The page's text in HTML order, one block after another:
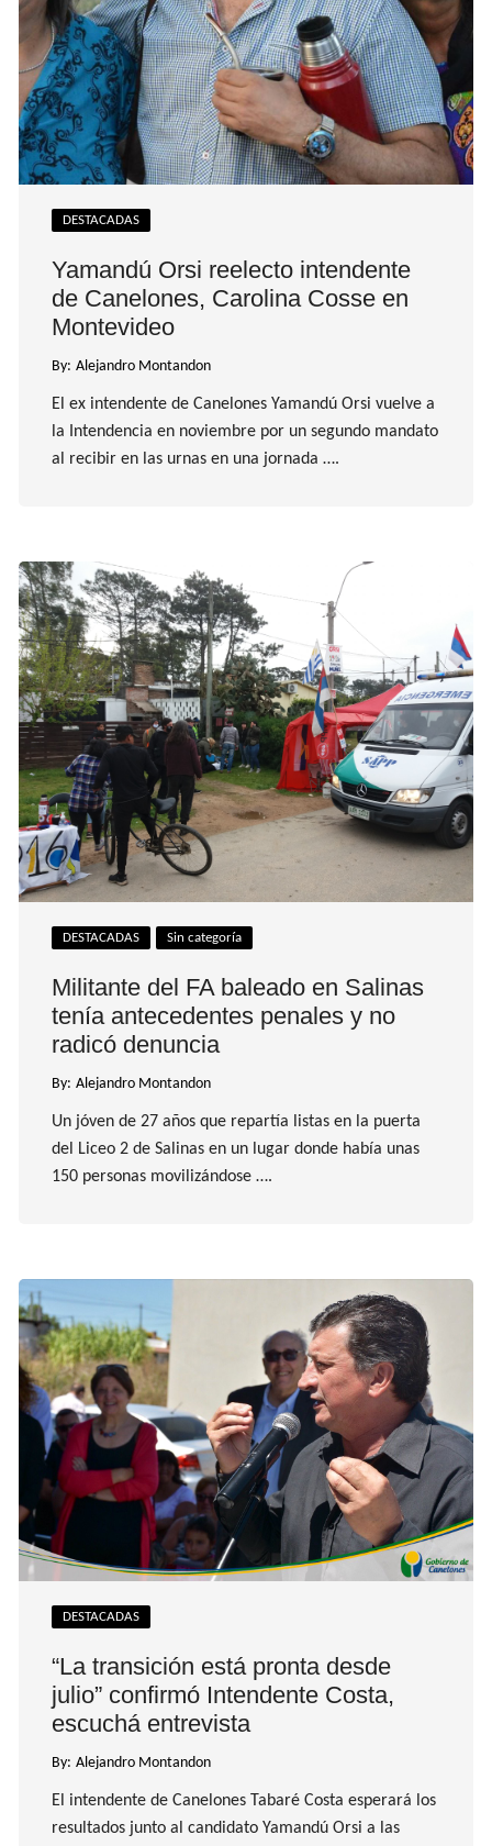
DESTACADAS
Yamandú Orsi reelecto intendente
de Canelones, Carolina Cosse en
Montevideo
By: Alejandro Montandon
El ex intendente de Canelones Yamandú Orsi vuelve a
la Intendencia en noviembre por un segundo mandato
al recibir en las urnas en una jornada ….
DESTACADAS Sin categoría
Militante del FA baleado en Salinas
tenía antecedentes penales y no
radicó denuncia
By: Alejandro Montandon
Un jóven de 27 años que repartía listas en la puerta
del Liceo 2 de Salinas en un lugar donde había unas
150 personas movilizándose ….
DESTACADAS
“La transición está pronta desde
julio” confirmó Intendente Costa,
escuchá entrevista
By: Alejandro Montandon
El intendente de Canelones Tabaré Costa esperará los
resultados junto al candidato Yamandú Orsi a las